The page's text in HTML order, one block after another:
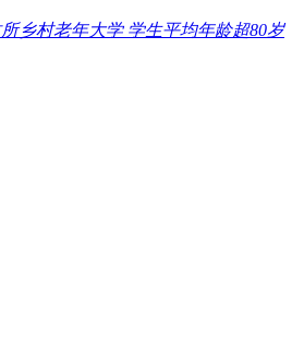
所乡村老年大学 学生平均年龄超80岁